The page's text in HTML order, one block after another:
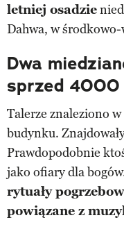
letniej osadzie
Dahwa, w
Dwa
sprzed
Talerze znaleziono
budynku.
Prawdopodobnie
jako ofiary dla
rytuały
powiązane z